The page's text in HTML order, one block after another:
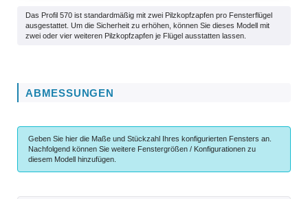
Das Profil 570 ist standardmäßig mit zwei Pilzkopfzapfen pro Fensterflügel
ausgestattet. Um die Sicherheit zu erhöhen, können Sie dieses Modell mit
zwei oder vier weiteren Pilzkopfzapfen je Flügel ausstatten lassen.
ABMESSUNGEN
Geben Sie hier die Maße und Stückzahl Ihres konfigurierten Fensters an.
Nachfolgend können Sie weitere Fenstergrößen / Konfigurationen zu
diesem Modell hinzufügen.